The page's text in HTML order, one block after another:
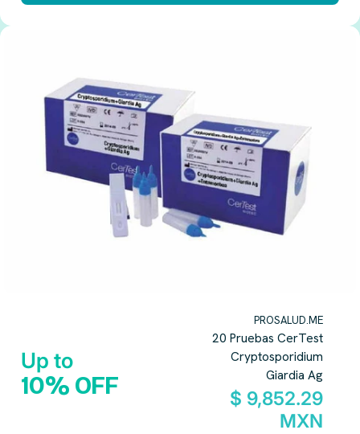
Up to
10% OFF
PROSALUD.ME
20 Pruebas CerTest
Cryptosporidium
Giardia Ag
$ 9,852.29
MXN